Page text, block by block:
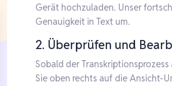
Gerät hochzuladen. Unser
Genauigkeit in Text um.
2. Überprüfen und
Sobald der
Sie oben rechts auf die Ansicht-